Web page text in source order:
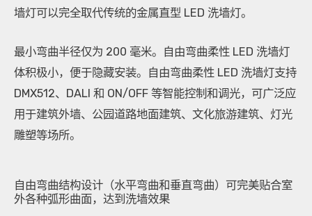
墙灯可以完全取代传统的金属直型 LED 洗墙灯。
最小弯曲半径仅为 200 毫米。自由弯曲柔性 LED 洗墙灯
体积极小，便于隐藏安装。自由弯曲柔性 LED 洗墙灯支持
DMX512、DALI 和 ON/OFF 等智能控制和调光，可广泛应
用于建筑外墙、公园道路地面建筑、文化旅游建筑、灯光
雕塑等场所。
自由弯曲结构设计（水平弯曲和垂直弯曲）可完美贴合室
外各种弧形曲面，达到洗墙效果